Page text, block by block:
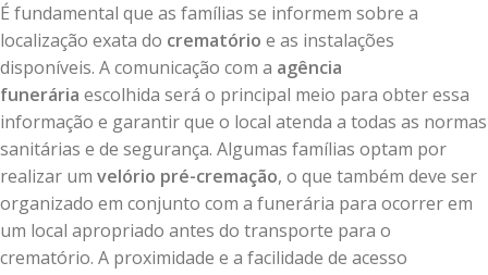
É fundamental que as famílias se informem sobre a
localização exata do crematório e as instalações
disponíveis. A comunicação com a agência
funerária escolhida será o principal meio para obter essa
informação e garantir que o local atenda a todas as normas
sanitárias e de segurança. Algumas famílias optam por
realizar um velório pré-cremação, o que também deve ser
organizado em conjunto com a funerária para ocorrer em
um local apropriado antes do transporte para o
crematório. A proximidade e a facilidade de acesso